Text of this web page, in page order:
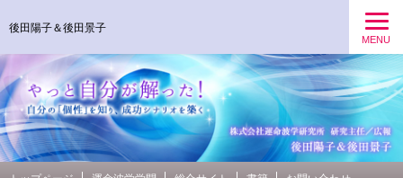
後田陽子＆後田景子
MENU